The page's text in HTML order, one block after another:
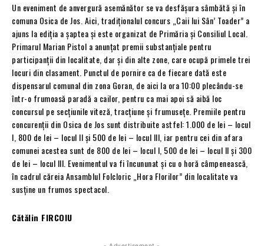
Un eveniment de anvergură asemănător se va desfăşura sâmbătă şi în
comuna Osica de Jos. Aici, tradiţionalul concurs „Caii lui Sân’ Toader” a
ajuns la ediţia a şaptea şi este organizat de Primăria şi Consiliul Local.
Primarul Marian Pistol a anunţat premii substanţiale pentru
participanţii din localitate, dar şi din alte zone, care ocupă primele trei
locuri din clasament. Punctul de pornire ca de fiecare dată este
dispensarul comunal din zona Goran, de aici la ora 10:00 plecându-se
într-o frumoasă paradă a cailor, pentru ca mai apoi să aibă loc
concursul pe secţiunile viteză, tracţiune şi frumuseţe. Premiile pentru
concurenţii din Osica de Jos sunt distribuite astfel: 1.000 de lei – locul
I, 800 de lei – locul II şi 500 de lei – locul III, iar pentru cei din afara
comunei acestea sunt de 800 de lei – locul I, 500 de lei – locul II şi 300
de lei – locul III. Evenimentul va fi încununat şi cu o horă câmpenească,
în cadrul căreia Ansamblul Folcloric „Hora Florilor” din localitate va
susţine un frumos spectacol.
Cătălin FIRCOIU